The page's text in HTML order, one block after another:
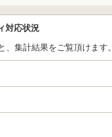
対応状況
、集計結果をご覧頂けます。